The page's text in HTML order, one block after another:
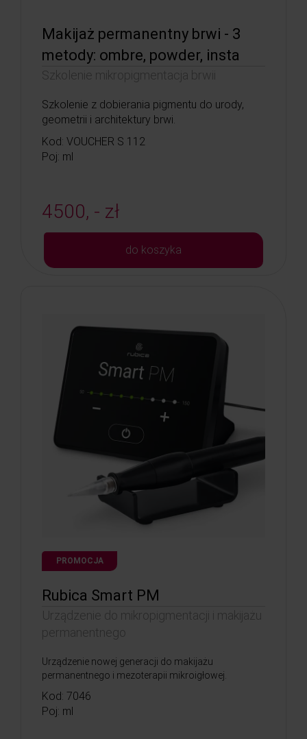
Makijaż permanentny brwi - 3
metody: ombre, powder, insta
Szkolenie mikropigmentacja brwii
Szkolenie z dobierania pigmentu do urody,
geometrii i architektury brwi.
Kod: VOUCHER S 112
Poj: ml
4500, - zł
do koszyka
PROMOCJA
Rubica Smart PM
Urządzenie do mikropigmentacji i makijażu
permanentnego
Urządzenie nowej generacji do makijażu
permanentnego i mezoterapii mikroigłowej.
Kod: 7046
Poj: ml